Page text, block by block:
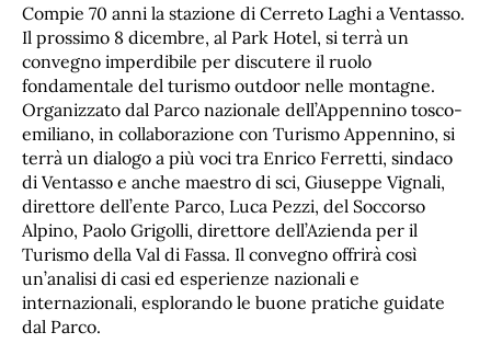
Compie 70 anni la stazione di Cerreto Laghi a Ventasso.
Il prossimo 8 dicembre, al Park Hotel, si terrà un
convegno imperdibile per discutere il ruolo
fondamentale del turismo outdoor nelle montagne.
Organizzato dal Parco nazionale dell’Appennino tosco-
emiliano, in collaborazione con Turismo Appennino, si
terrà un dialogo a più voci tra Enrico Ferretti, sindaco
di Ventasso e anche maestro di sci, Giuseppe Vignali,
direttore dell’ente Parco, Luca Pezzi, del Soccorso
Alpino, Paolo Grigolli, direttore dell’Azienda per il
Turismo della Val di Fassa. Il convegno offrirà così
un’analisi di casi ed esperienze nazionali e
internazionali, esplorando le buone pratiche guidate
dal Parco.